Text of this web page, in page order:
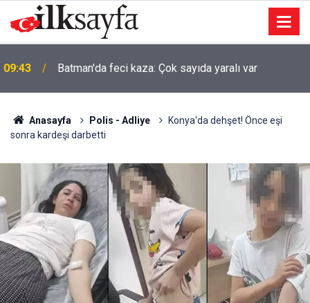
09:43 Batman'da feci kaza: Çok sayıda yaralı var
Anasayfa Polis - Adliye
Konya'da dehşet! Önce eşi
sonra kardeşi darbetti